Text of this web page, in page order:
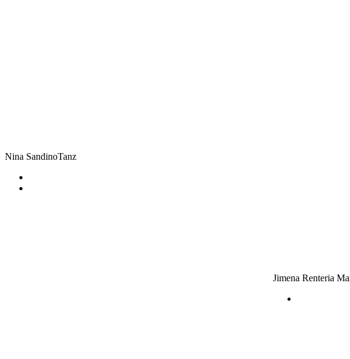
Nina SandinoTanz
Jimena Renteria